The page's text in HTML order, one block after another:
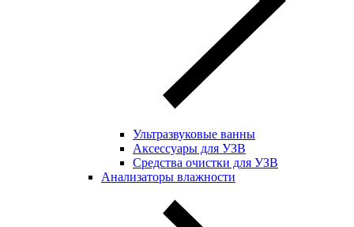
Ультразвуковые ванны
Аксессуары для УЗВ
Средства очистки для УЗВ
Анализаторы влажности